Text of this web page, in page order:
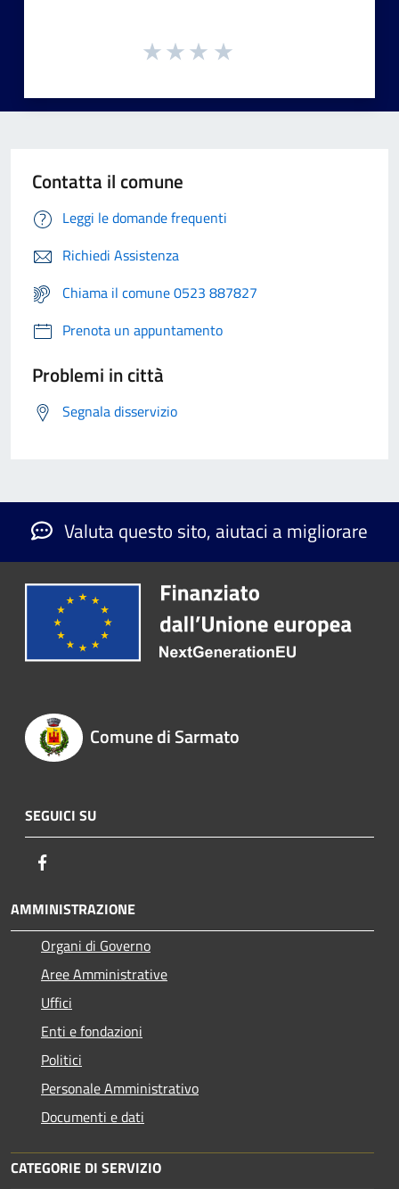
Contatta il comune
Leggi le domande frequenti
Richiedi Assistenza
Chiama il comune 0523 887827
Prenota un appuntamento
Problemi in città
Segnala disservizio
Valuta questo sito, aiutaci a migliorare
Comune di Sarmato
SEGUICI SU
AMMINISTRAZIONE
Organi di Governo
Aree Amministrative
Uffici
Enti e fondazioni
Politici
Personale Amministrativo
Documenti e dati
CATEGORIE DI SERVIZIO